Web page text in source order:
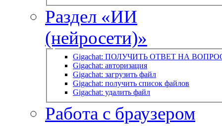
Раздел «ИИ
(нейросети)»
Gigachat: ПОЛУЧИТЬ ОТВЕТ НА
Gigachat: авторизация
Gigachat: загрузить файл
Gigachat: получить список файлов
Gigachat: удалить файл
Работа с браузером